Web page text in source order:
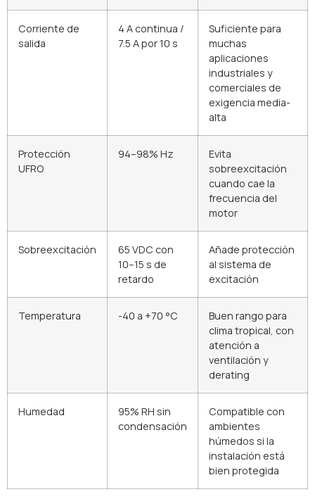
Corriente de
salida
4 A continua /
7.5 A por 10 s
Suficiente para
muchas
aplicaciones
industriales y
comerciales de
exigencia media-
alta
Protección
UFRO
94–98% Hz
Evita
sobreexcitación
cuando cae la
frecuencia del
motor
Sobreexcitación
65 VDC con
10–15 s de
retardo
Añade protección
al sistema de
excitación
Temperatura -40 a +70 °C
Buen rango para
clima tropical, con
atención a
ventilación y
derating
Humedad
95% RH sin
condensación
Compatible con
ambientes
húmedos si la
instalación está
bien protegida